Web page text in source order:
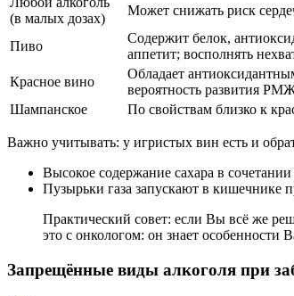
(в малых дозах)
Может снижать риск
Пиво
Содержит белок,
аппетит; восполнять
Красное вино
Обладает
вероятность развития
Шампанское
По свойствам близко к
Важно учитывать: у игристых вин есть и
Высокое содержание сахара в
Пузырьки газа запускают в кишечнике
Практический совет: если Вы всё же
это с онкологом: он знает особенности
Запрещённые виды алкоголя при